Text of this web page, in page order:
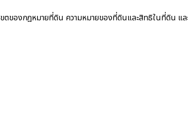
ของกฎหมายที่ดิน ความหมายของที่ดินและสิทธิในที่ดิน แ